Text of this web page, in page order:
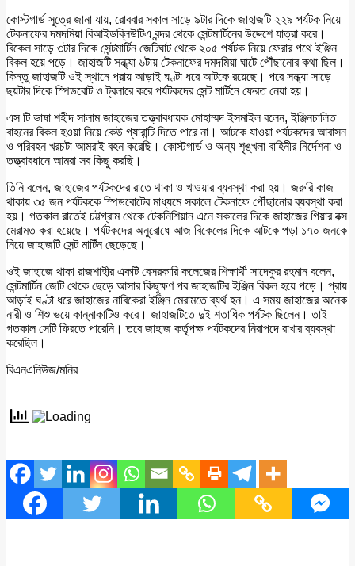
কোস্টগার্ড সূত্রে জানা যায়, রোববার সকাল সাড়ে ৯টার দিকে জাহাজটি ২২৯ পর্যটক নিয়ে
টেকনাফের দমদমিয়া বিআইডব্লিউটিএ বন্দর থেকে সেন্টমার্টিনের উদ্দেশে যাত্রা করে।
বিকেল সাড়ে ৩টার দিকে সেন্টমার্টিন জেটিঘাট থেকে ২০৫ পর্যটক নিয়ে ফেরার পথে ইঞ্জিন
বিকল হয়ে পড়ে। জাহাজটি সন্ধ্যা ৬টায় টেকনাফের দমদমিয়া ঘাটে পৌঁছানোর কথা ছিল।
কিন্তু জাহাজটি ওই স্থানে প্রায় আড়াই ঘণ্টা ধরে আটকে রয়েছে। পরে সন্ধ্যা সাড়ে
ছয়টার দিকে স্পিডবোট ও ট্রলারে করে পর্যটকদের সেন্ট মার্টিনে ফেরত নেয়া হয়।
এস টি ভাষা শহীদ সালাম জাহাজের তত্ত্বাবধায়ক মোহাম্মদ ইসমাইল বলেন, ইঞ্জিনচালিত
বাহনের বিকল হওয়া নিয়ে কেউ গ্যারান্টি দিতে পারে না। আটকে যাওয়া পর্যটকদের আবাসন
ও পরিবহন খরচটা আমরাই বহন করেছি। কোস্টগার্ড ও অন্য শৃঙ্খলা বাহিনীর নির্দেশনা ও
তত্ত্বাবধানে আমরা সব কিছু করছি।
তিনি বলেন, জাহাজের পর্যটকদের রাতে থাকা ও খাওয়ার ব্যবস্থা করা হয়। জরুরি কাজ
থাকায় ৩৫ জন পর্যটককে স্পিডবোটের মাধ্যমে সকালে টেকনাফে পৌঁছানোর ব্যবস্থা করা
হয়। গতকাল রাতেই চট্টগ্রাম থেকে টেকনিশিয়ান এনে সকালের দিকে জাহাজের গিয়ার বক্স
মেরামত করা হয়েছে। পর্যটকদের অনুরোধে আজ বিকেলের দিকে আটকে পড়া ১৭০ জনকে
নিয়ে জাহাজটি সেন্ট মার্টিন ছেড়েছে।
ওই জাহাজে থাকা রাজশাহীর একটি বেসরকারি কলেজের শিক্ষার্থী সাদেকুর রহমান বলেন,
সেন্টমার্টিন জেটি থেকে ছেড়ে আসার কিছুক্ষণ পর জাহাজটির ইঞ্জিন বিকল হয়ে পড়ে। প্রায়
আড়াই ঘণ্টা ধরে জাহাজের নাবিকেরা ইঞ্জিন মেরামতে ব্যর্থ হন। এ সময় জাহাজের অনেক
নারী ও শিশু ভয়ে কান্নাকাটিও করে। জাহাজটিতে দুই শতাধিক পর্যটক ছিলেন। তাই
গতকাল সেটি ফিরতে পারেনি। তবে জাহাজ কর্তৃপক্ষ পর্যটকদের নিরাপদে রাখার ব্যবস্থা
করেছিল।
বিএনএনিউজ/মনির